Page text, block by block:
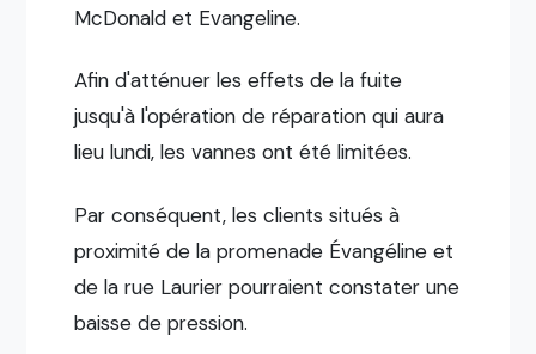
McDonald et Evangeline.
Afin d'atténuer les effets de la fuite
jusqu'à l'opération de réparation qui aura
lieu lundi, les vannes ont été limitées.
Par conséquent, les clients situés à
proximité de la promenade Évangéline et
de la rue Laurier pourraient constater une
baisse de pression.